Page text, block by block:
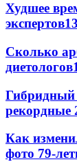
Худшее
экспертов
Сколько
диетологов
Гибридный
рекордные
Как
фото 79-